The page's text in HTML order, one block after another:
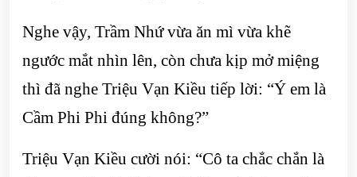
Nghe vậy, Trầm Nhứ vừa ăn mì vừa khẽ
ngước mắt nhìn lên, còn chưa kịp mở miệng
thì đã nghe Triệu Vạn Kiều tiếp lời: “Ý em là
Cầm Phi Phi đúng không?”
Triệu Vạn Kiều cười nói: “Cô ta chắc chắn là